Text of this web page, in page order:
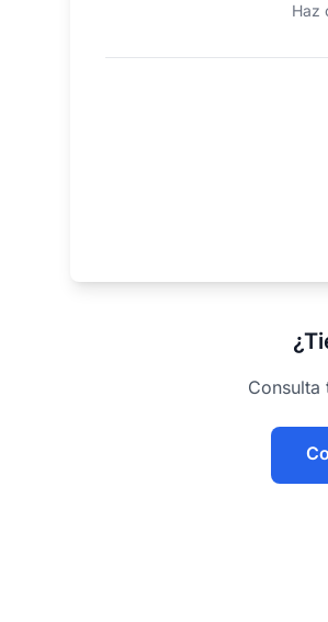
Haz
Consulta